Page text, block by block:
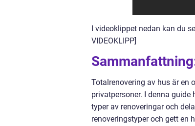
I videoklippet nedan kan du
VIDEOKLIPP]
Totalrenovering av hus är en
privatpersoner. I denna
typer av renoveringar och
renoveringstyper och gett en